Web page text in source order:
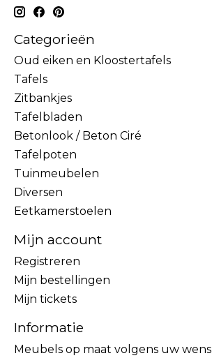
Categorieën
Oud eiken en Kloostertafels
Tafels
Zitbankjes
Tafelbladen
Betonlook / Beton Ciré
Tafelpoten
Tuinmeubelen
Diversen
Eetkamerstoelen
Mijn account
Registreren
Mijn bestellingen
Mijn tickets
Informatie
Meubels op maat volgens uw wens